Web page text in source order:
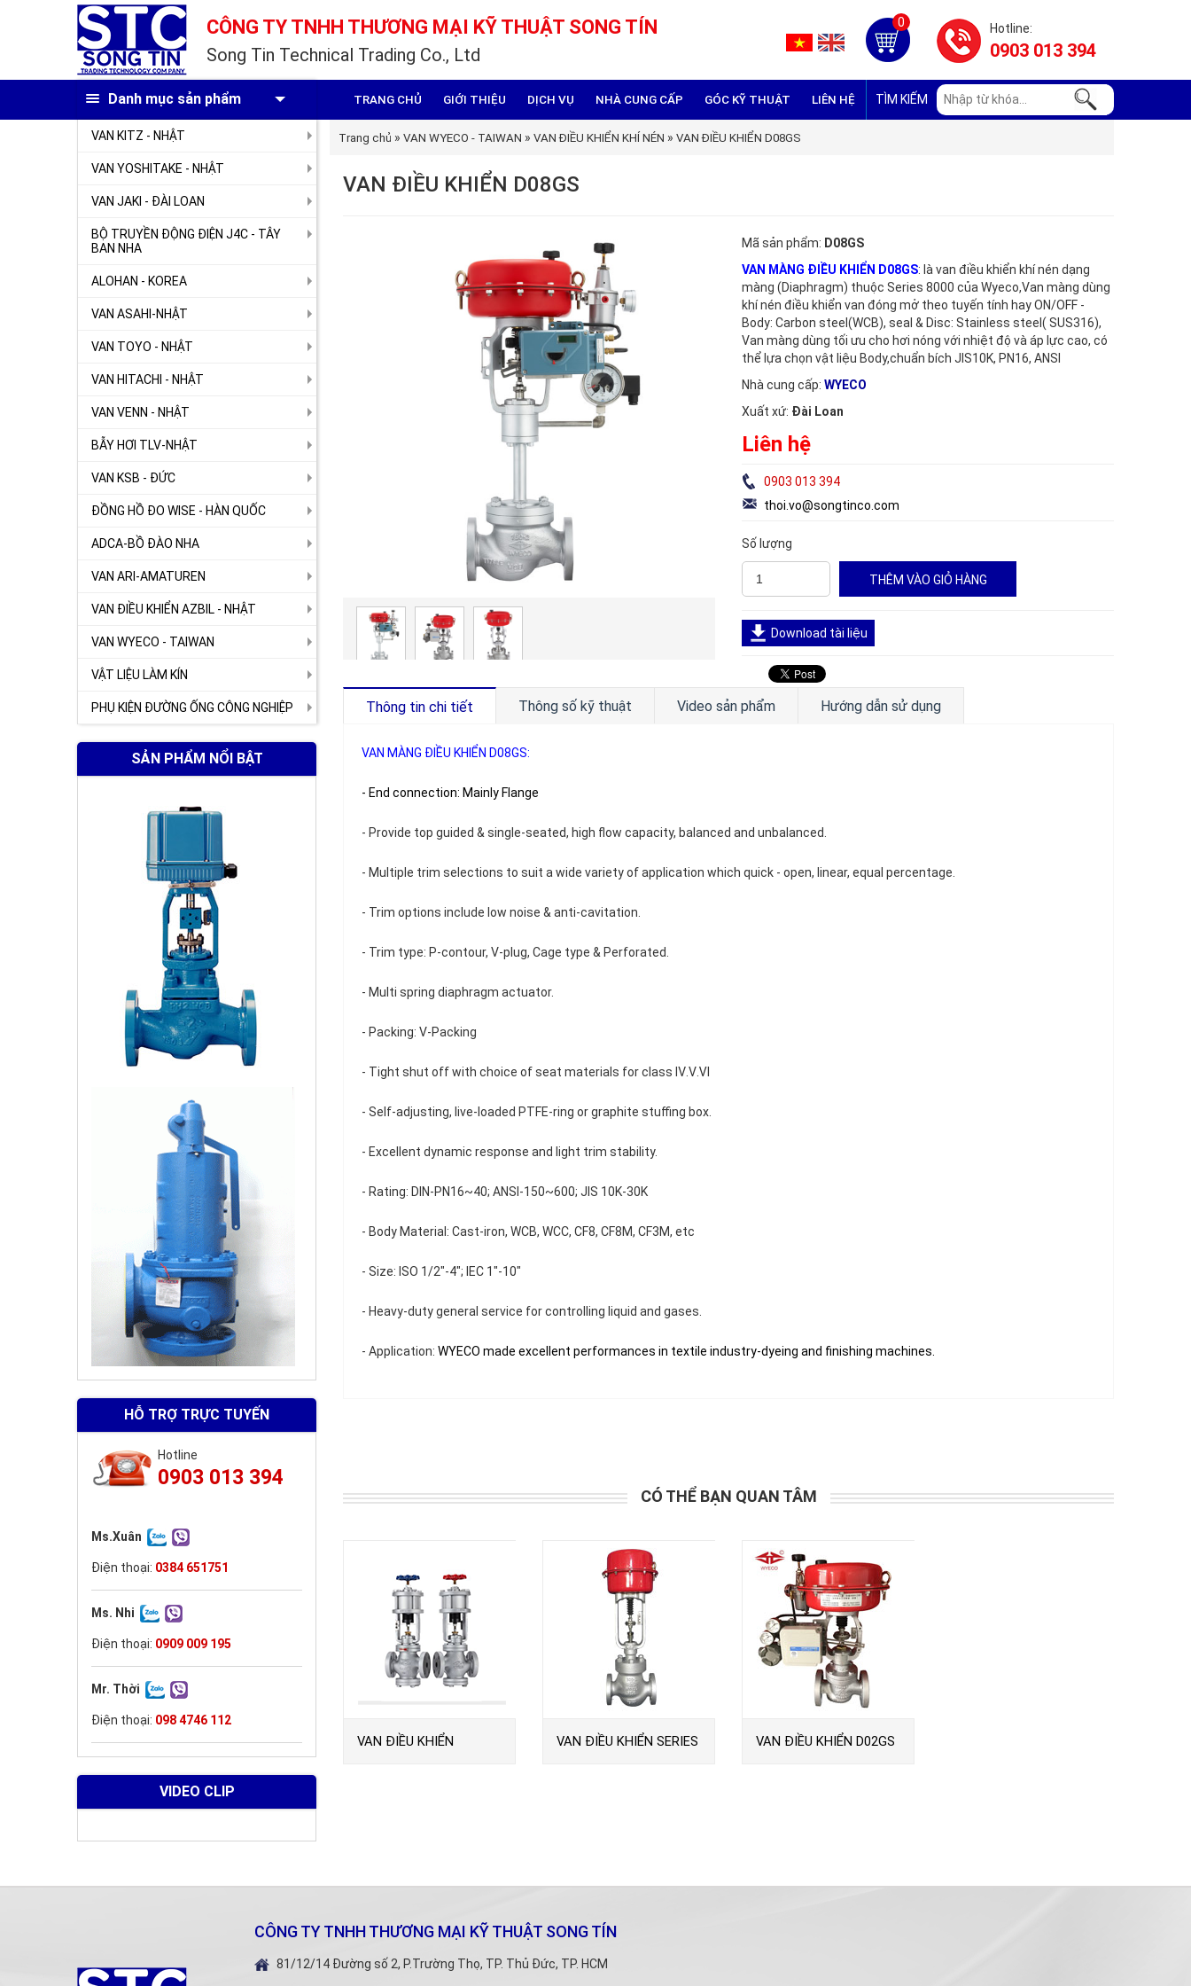
CÔNG TY TNHH THƯƠNG MẠI KỸ THUẬT SONG TÍN
Song Tin Technical Trading Co., Ltd
0 Hotline:
0903 013 394
Danh mục sản phẩm TRANG CHỦ GIỚI THIỆU DỊCH VỤ NHÀ CUNG CẤP GÓC KỸ THUẬT LIÊN HỆ TÌM KIẾM
VAN KITZ - NHẬT
VAN YOSHITAKE - NHẬT
VAN JAKI - ĐÀI LOAN
BỘ TRUYỀN ĐỘNG ĐIỆN J4C - TÂY
BAN NHA
ALOHAN - KOREA
VAN ASAHI-NHẬT
VAN TOYO - NHẬT
VAN HITACHI - NHẬT
VAN VENN - NHẬT
BẪY HƠI TLV-NHẬT
VAN KSB - ĐỨC
ĐỒNG HỒ ĐO WISE - HÀN QUỐC
ADCA-BỒ ĐÀO NHA
VAN ARI-AMATUREN
VAN ĐIỀU KHIỂN AZBIL - NHẬT
VAN WYECO - TAIWAN
VẬT LIỆU LÀM KÍN
PHỤ KIỆN ĐƯỜNG ỐNG CÔNG NGHIỆP
SẢN PHẨM NỔI BẬT
HỖ TRỢ TRỰC TUYẾN
Hotline
0903 013 394
Ms.Xuân
Điện thoại: 0384 651751
Ms. Nhi
Điện thoại: 0909 009 195
Mr. Thời
Điện thoại: 098 4746 112
VIDEO CLIP
Trang chủ » VAN WYECO - TAIWAN » VAN ĐIỀU KHIỂN KHÍ NÉN » VAN ĐIỀU KHIỂN D08GS
VAN ĐIỀU KHIỂN D08GS
Mã sản phẩm: D08GS
VAN MÀNG ĐIỀU KHIỂN D08GS: là van điều khiển khí nén dạng
màng (Diaphragm) thuộc Series 8000 của Wyeco,Van màng dùng
khí nén điều khiển van đóng mở theo tuyến tính hay ON/OFF -
Body: Carbon steel(WCB), seal & Disc: Stainless steel( SUS316),
Van màng dùng tối ưu cho hơi nóng với nhiệt độ và áp lực cao, có
thể lựa chọn vật liệu Body,chuẩn bích JIS10K, PN16, ANSI
Nhà cung cấp: WYECO
Xuất xứ: Đài Loan
Liên hệ
0903 013 394
thoi.vo@songtinco.com
Số lượng
Download tài liệu
Thông tin chi tiết Thông số kỹ thuật Video sản phẩm Hướng dẫn sử dụng
VAN MÀNG ĐIỀU KHIỂN D08GS:
- End connection: Mainly Flange
- Provide top guided & single-seated, high flow capacity, balanced and unbalanced.
- Multiple trim selections to suit a wide variety of application which quick - open, linear, equal percentage.
- Trim options include low noise & anti-cavitation.
- Trim type: P-contour, V-plug, Cage type & Perforated.
- Multi spring diaphragm actuator.
- Packing: V-Packing
- Tight shut off with choice of seat materials for class Ⅳ.Ⅴ.Ⅵ
- Self-adjusting, live-loaded PTFE-ring or graphite stuffing box.
- Excellent dynamic response and light trim stability.
- Rating: DIN-PN16~40; ANSI-150~600; JIS 10K-30K
- Body Material: Cast-iron, WCB, WCC, CF8, CF8M, CF3M, etc
- Size: ISO 1/2"-4"; IEC 1"-10"
- Heavy-duty general service for controlling liquid and gases.
- Application: WYECO made excellent performances in textile industry-dyeing and finishing machines.
CÓ THỂ BẠN QUAN TÂM
VAN ĐIỀU KHIỂN
VAN ĐIỀU KHIỂN SERIES
VAN ĐIỀU KHIỂN D02GS
CÔNG TY TNHH THƯƠNG MẠI KỸ THUẬT SONG TÍN
81/12/14 Đường số 2, P.Trường Thọ, TP. Thủ Đức, TP. HCM